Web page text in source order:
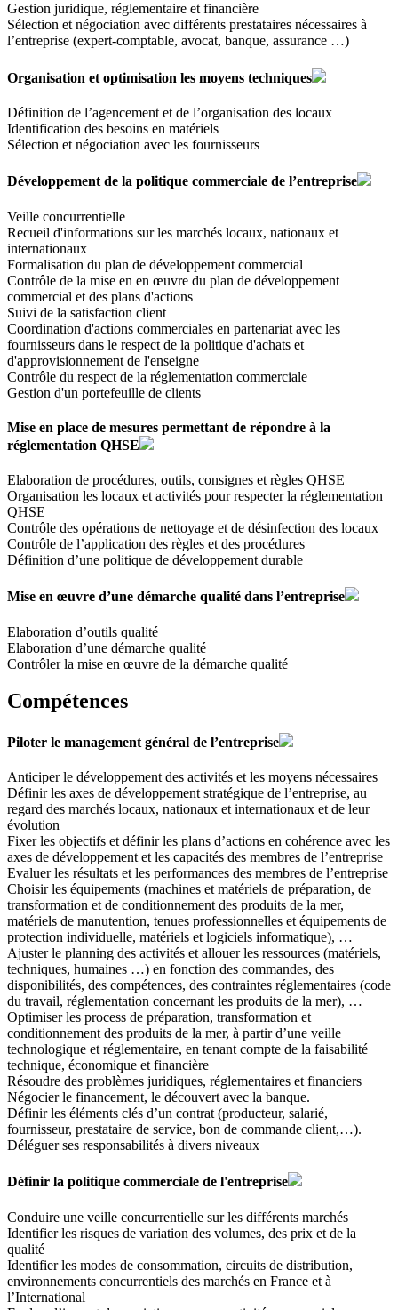
Gestion juridique, réglementaire et financière
Sélection et négociation avec différents prestataires nécessaires à
l’entreprise (expert-comptable, avocat, banque, assurance …)
Organisation et optimisation les moyens techniques
Définition de l’agencement et de l’organisation des locaux
Identification des besoins en matériels
Sélection et négociation avec les fournisseurs
Développement de la politique commerciale de l’entreprise
Veille concurrentielle
Recueil d'informations sur les marchés locaux, nationaux et
internationaux
Formalisation du plan de développement commercial
Contrôle de la mise en en œuvre du plan de développement
commercial et des plans d'actions
Suivi de la satisfaction client
Coordination d'actions commerciales en partenariat avec les
fournisseurs dans le respect de la politique d'achats et
d'approvisionnement de l'enseigne
Contrôle du respect de la réglementation commerciale
Gestion d'un portefeuille de clients
Mise en place de mesures permettant de répondre à la
réglementation QHSE
Elaboration de procédures, outils, consignes et règles QHSE
Organisation les locaux et activités pour respecter la réglementation
QHSE
Contrôle des opérations de nettoyage et de désinfection des locaux
Contrôle de l’application des règles et des procédures
Définition d’une politique de développement durable
Mise en œuvre d’une démarche qualité dans l’entreprise
Elaboration d’outils qualité
Elaboration d’une démarche qualité
Contrôler la mise en œuvre de la démarche qualité
Compétences
Piloter le management général de l’entreprise
Anticiper le développement des activités et les moyens nécessaires
Définir les axes de développement stratégique de l’entreprise, au
regard des marchés locaux, nationaux et internationaux et de leur
évolution
Fixer les objectifs et définir les plans d’actions en cohérence avec les
axes de développement et les capacités des membres de l’entreprise
Evaluer les résultats et les performances des membres de l’entreprise
Choisir les équipements (machines et matériels de préparation, de
transformation et de conditionnement des produits de la mer,
matériels de manutention, tenues professionnelles et équipements de
protection individuelle, matériels et logiciels informatique), …
Ajuster le planning des activités et allouer les ressources (matériels,
techniques, humaines …) en fonction des commandes, des
disponibilités, des compétences, des contraintes réglementaires (code
du travail, réglementation concernant les produits de la mer), …
Optimiser les process de préparation, transformation et
conditionnement des produits de la mer, à partir d’une veille
technologique et réglementaire, en tenant compte de la faisabilité
technique, économique et financière
Résoudre des problèmes juridiques, réglementaires et financiers
Négocier le financement, le découvert avec la banque.
Définir les éléments clés d’un contrat (producteur, salarié,
fournisseur, prestataire de service, bon de commande client,…).
Déléguer ses responsabilités à divers niveaux
Définir la politique commerciale de l'entreprise
Conduire une veille concurrentielle sur les différents marchés
Identifier les risques de variation des volumes, des prix et de la
qualité
Identifier les modes de consommation, circuits de distribution,
environnements concurrentiels des marchés en France et à
l’International